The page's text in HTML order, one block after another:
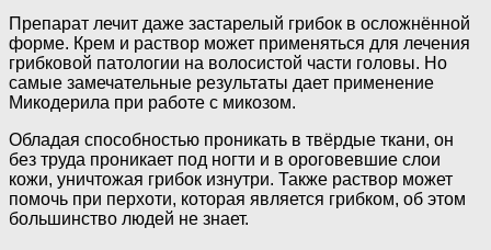
Препарат лечит даже застарелый грибок в осложнённой
форме. Крем и раствор может применяться для лечения
грибковой патологии на волосистой части головы. Но
самые замечательные результаты дает применение
Микодерила при работе с микозом.
Обладая способностью проникать в твёрдые ткани, он
без труда проникает под ногти и в ороговевшие слои
кожи, уничтожая грибок изнутри. Также раствор может
помочь при перхоти, которая является грибком, об этом
большинство людей не знает.